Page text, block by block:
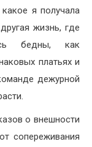
я получала
жизнь, где
бедны, как
платьях и
дежурной
о внешности
сопереживания